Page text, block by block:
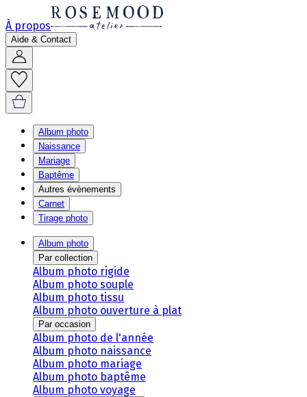
À propos
Aide & Contact
Album photo
Naissance
Mariage
Baptême
Autres évènements
Carnet
Tirage photo
Album photo
Par collection
Album photo rigide
Album photo souple
Album photo tissu
Album photo ouverture à plat
Par occasion
Album photo de l'année
Album photo naissance
Album photo mariage
Album photo baptême
Album photo voyage